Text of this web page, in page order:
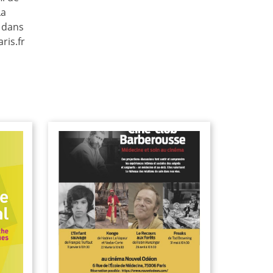
dans
ciné-club Barberousse.
Médecine et soin au cinéma : 1er
semestre 2025
Évènements